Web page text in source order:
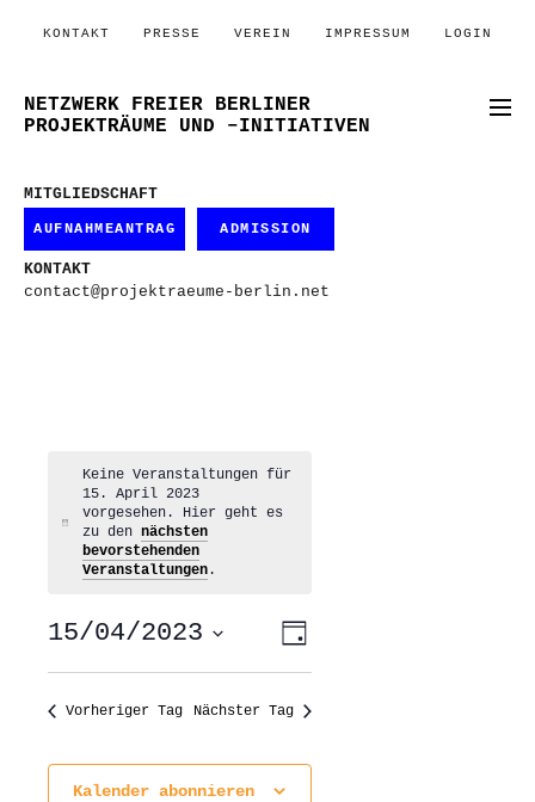
KONTAKT PRESSE VEREIN IMPRESSUM LOGIN
NETZWERK FREIER BERLINER
PROJEKTRÄUME UND –INITIATIVEN
MITGLIEDSCHAFT
AUFNAHMEANTRAG ADMISSION
KONTAKT
contact@projektraeume-berlin.net
Hinweis
Keine Veranstaltungen für
15. April 2023
vorgesehen. Hier geht es
zu den nächsten
bevorstehenden
Veranstaltungen.
ANSICHTEN-
NAVIGATION
VERANSTALTUNG
ANSICHTEN-
Tag
15/04/2023
wählen.
Vorheriger Tag Nächster Tag
Kalender abonnieren